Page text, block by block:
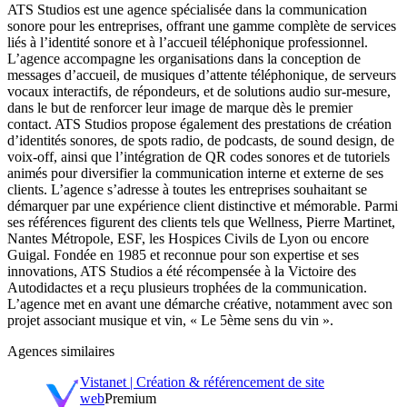
ATS Studios est une agence spécialisée dans la communication
sonore pour les entreprises, offrant une gamme complète de services
liés à l’identité sonore et à l’accueil téléphonique professionnel.
L’agence accompagne les organisations dans la conception de
messages d’accueil, de musiques d’attente téléphonique, de serveurs
vocaux interactifs, de répondeurs, et de solutions audio sur-mesure,
dans le but de renforcer leur image de marque dès le premier
contact. ATS Studios propose également des prestations de création
d’identités sonores, de spots radio, de podcasts, de sound design, de
voix-off, ainsi que l’intégration de QR codes sonores et de tutoriels
animés pour diversifier la communication interne et externe de ses
clients. L’agence s’adresse à toutes les entreprises souhaitant se
démarquer par une expérience client distinctive et mémorable. Parmi
ses références figurent des clients tels que Wellness, Pierre Martinet,
Nantes Métropole, ESF, les Hospices Civils de Lyon ou encore
Guigal. Fondée en 1985 et reconnue pour son expertise et ses
innovations, ATS Studios a été récompensée à la Victoire des
Autodidactes et a reçu plusieurs trophées de la communication.
L’agence met en avant une démarche créative, notamment avec son
projet associant musique et vin, « Le 5ème sens du vin ».
Agences similaires
Vistanet | Création & référencement de site
webPremium